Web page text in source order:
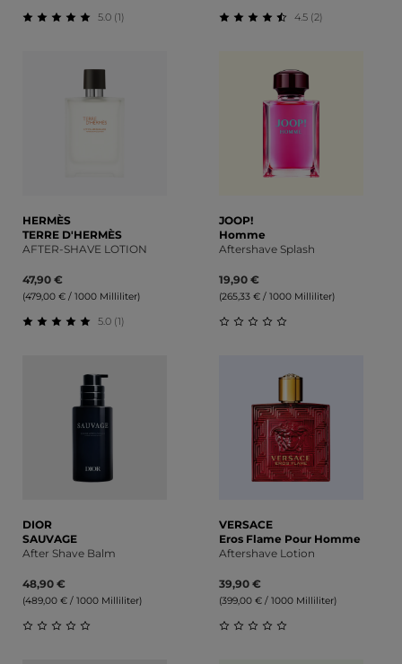
5.0 (1) 4.5 (2)
HERMÈS
TERRE D'HERMÈS
AFTER-SHAVE LOTION
47,90 €
(479,00 € / 1000 Milliliter)
5.0 (1)
JOOP!
Homme
Aftershave Splash
19,90 €
(265,33 € / 1000 Milliliter)
DIOR
SAUVAGE
After Shave Balm
48,90 €
(489,00 € / 1000 Milliliter)
VERSACE
Eros Flame Pour Homme
Aftershave Lotion
39,90 €
(399,00 € / 1000 Milliliter)